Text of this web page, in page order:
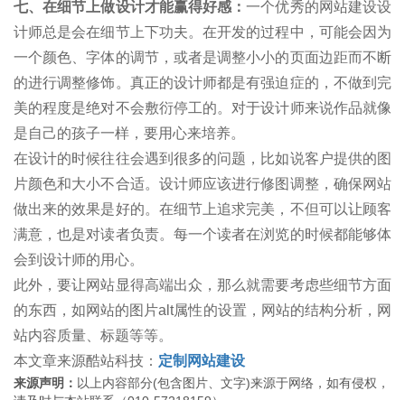
七、在细节上做设计才能赢得好感：一个优秀的网站建设设
计师总是会在细节上下功夫。在开发的过程中，可能会因为
一个颜色、字体的调节，或者是调整小小的页面边距而不断
的进行调整修饰。真正的设计师都是有强迫症的，不做到完
美的程度是绝对不会敷衍停工的。对于设计师来说作品就像
是自己的孩子一样，要用心来培养。
在设计的时候往往会遇到很多的问题，比如说客户提供的图
片颜色和大小不合适。设计师应该进行修图调整，确保网站
做出来的效果是好的。在细节上追求完美，不但可以让顾客
满意，也是对读者负责。每一个读者在浏览的时候都能够体
会到设计师的用心。
此外，要让网站显得高端出众，那么就需要考虑些细节方面
的东西，如网站的图片alt属性的设置，网站的结构分析，网
站内容质量、标题等等。
本文章来源酷站科技： 定制网站建设
来源声明： 以上内容部分(包含图片、文字)来源于网络，如有侵权，